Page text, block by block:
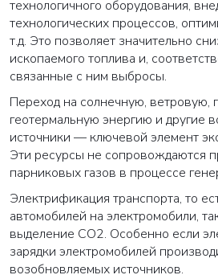
технологичного оборудования,
технологических процессов,
т.д. Это позволяет значительно
ископаемого топлива и,
связанные с ним выбросы.
Переход на солнечную, ветровую,
геотермальную энергию и другие
источники — ключевой элемент
Эти ресурсы не сопровождаются
парниковых газов в процессе
Электрификация транспорта, то
автомобилей на электромобили,
выделение СО2. Особенно если
зарядки электромобилей
возобновляемых источников.